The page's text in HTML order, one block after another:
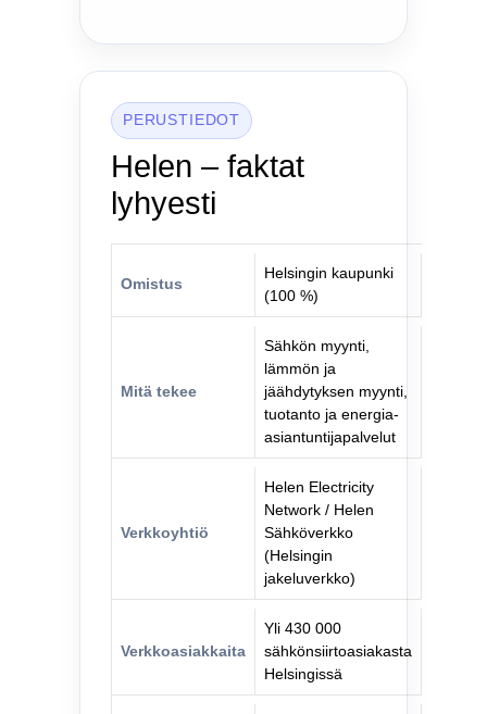
PERUSTIEDOT
Helen – faktat
lyhyesti
Omistus
Helsingin kaupunki
(100 %)
Mitä tekee
Sähkön myynti,
lämmön ja
jäähdytyksen myynti,
tuotanto ja energia-
asiantuntijapalvelut
Verkkoyhtiö
Helen Electricity
Network / Helen
Sähköverkko
(Helsingin
jakeluverkko)
Verkkoasiakkaita
Yli 430 000
sähkönsiirtoasiakasta
Helsingissä